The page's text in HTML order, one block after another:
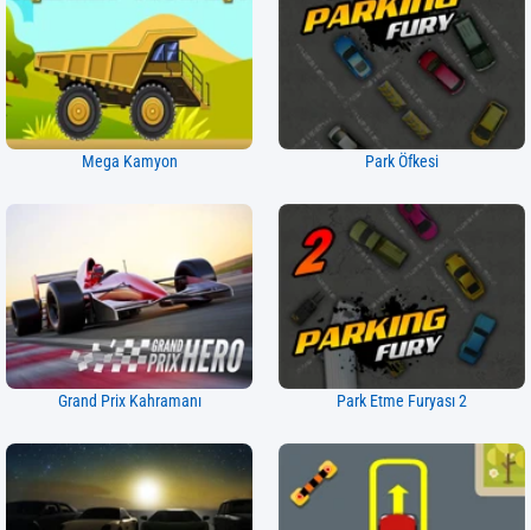
Mega Kamyon Park Öfkesi
Grand Prix Kahramanı Park Etme Furyası 2